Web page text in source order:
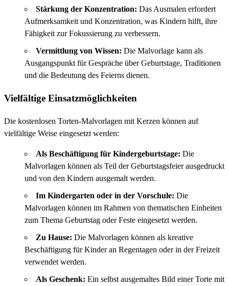
Stärkung der Konzentration: Das Ausmalen erfordert
Aufmerksamkeit und Konzentration, was Kindern hilft, ihre
Fähigkeit zur Fokussierung zu verbessern.
Vermittlung von Wissen: Die Malvorlage kann als
Ausgangspunkt für Gespräche über Geburtstage, Traditionen
und die Bedeutung des Feierns dienen.
Vielfältige Einsatzmöglichkeiten
Die kostenlosen Torten-Malvorlagen mit Kerzen können auf
vielfältige Weise eingesetzt werden:
Als Beschäftigung für Kindergeburtstage: Die
Malvorlagen können als Teil der Geburtstagsfeier ausgedruckt
und von den Kindern ausgemalt werden.
Im Kindergarten oder in der Vorschule: Die
Malvorlagen können im Rahmen von thematischen Einheiten
zum Thema Geburtstag oder Feste eingesetzt werden.
Zu Hause: Die Malvorlagen können als kreative
Beschäftigung für Kinder an Regentagen oder in der Freizeit
verwendet werden.
Als Geschenk: Ein selbst ausgemaltes Bild einer Torte mit